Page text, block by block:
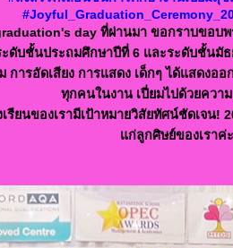
day ที่ผ่านมา ขอกราบขอ
ดับชั้นประถมศึกษาปีที่ 6 และระดับชั้นมั
ารอัดเสียง การแสดง เด็กๆ ได้แสดงอ
ทุกคนในงาน เปี่ยมไปด้วยควา
เรียนของเรามีเป้าหมายวิสัยทัศน์ชัดเจน!
แก่ลูกศิษย์ของเราค่ะ